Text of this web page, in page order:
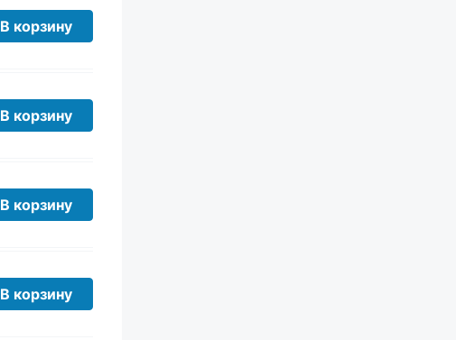
В корзину
В корзину
В корзину
В корзину